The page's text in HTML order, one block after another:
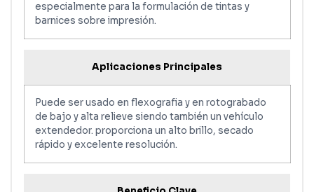
especialmente para la formulación de tintas y
barnices sobre impresión.
Aplicaciones Principales
Puede ser usado en flexografia y en rotograbado
de bajo y alta relieve siendo también un vehículo
extendedor. proporciona un alto brillo, secado
rápido y excelente resolución.